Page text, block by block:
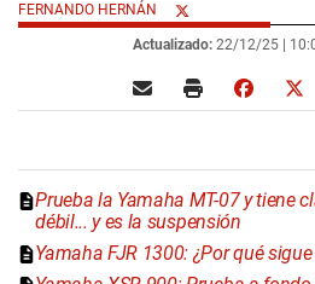
FERNANDO HERNÁN
Actualizado: 22/12/25 |
Prueba la Yamaha MT-07 y tiene
débil... y es la suspensión
Yamaha FJR 1300: ¿Por qué